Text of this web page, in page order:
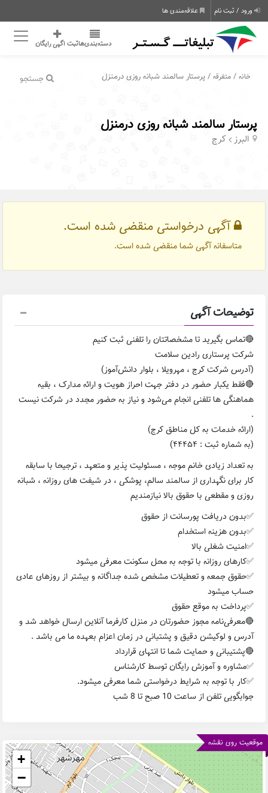
ورود / ثبت نام علاقه‌مندی ها
دسته‌بندی‌هاثبت اگهی رایگان
جستجو خانه /متفرقه / پرستار سالمند شبانه روزی درمنزل
پرستار سالمند شبانه روزی درمنزل
البرز کرج
آگهی درخواستی منقضی شده است.
متاسفانه آگهی شما منقضی شده است.
توضیحات آگهی
🔴تماس بگیرید تا مشخصاتتان را تلفنی ثبت کنیم
شرکت پرستاری رادین سلامت
(آدرس شرکت کرج ، مهرویلا ، بلوار دانش‌آموز)
🔴فقط یکبار حضور در دفتر جهت احراز هویت و ارائه مدارک ، بقیه
هماهنگی ها تلفنی انجام می‌شود و نیاز به حضور مجدد در شرکت نیست
.
(ارائه خدمات به کل مناطق کرج)
(به شماره ثبت : ۴۴۴۵۴)
به تعداد زیادی خانم موجه ، مسئولیت پذیر و متعهد ، ترجیحا با سابقه
کار برای نگهداری از سالمند سالم، پوشکی ، در شیفت های روزانه ، شبانه
روزی و مقطعی با حقوق بالا نیازمندیم
✅بدون دریافت پورسانت از حقوق
✅بدون هزینه استخدام
✅امنیت شغلی بالا
✅کارهای روزانه با توجه به محل سکونت معرفی میشود
✅حقوق جمعه و تعطیلات مشخص شده جداگانه و بیشتر از روزهای عادی
حساب میشود
✅پرداخت به موقع حقوق
🔴معرفی‌نامه مجوز حضورتان در منزل کارفرما آنلاین ارسال خواهد شد و
آدرس و لوکیشن دقیق و پشتبانی در زمان اعزام بعهده ما می باشد .
🔴پشتیبانی و حمایت شما تا انتهای قرارداد
✅مشاوره و آموزش رایگان توسط کارشناس
✅کار با توجه به شرایط درخواستی شما معرفی میشود.
جوابگویی تلفن از ساعت 10 صبح تا 8 شب
موقعیت روی نقشه
+
−